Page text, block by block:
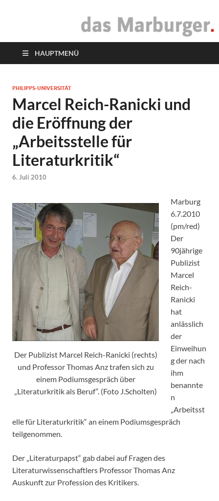
das Marburger.
HAUPTMENÜ
PHILIPPS-UNIVERSITÄT
Marcel Reich-Ranicki und
die Eröffnung der
„Arbeitsstelle für
Literaturkritik“
6. Juli 2010
Der Publizist Marcel Reich-Ranicki (rechts)
und Professor Thomas Anz trafen sich zu
einem Podiumsgespräch über
„Literaturkritik als Beruf“. (Foto J.Scholten)
Marburg
6.7.2010
(pm/red)
Der
90jährige
Publizist
Marcel
Reich-
Ranicki
hat
anlässlich
der
Einweihun
g der nach
ihm
benannte
n
„Arbeitsst
elle für Literaturkritik“ an einem Podiumsgespräch
teilgenommen.
Der „Literaturpapst“ gab dabei auf Fragen des
Literaturwissenschaftlers Professor Thomas Anz
Auskunft zur Profession des Kritikers.